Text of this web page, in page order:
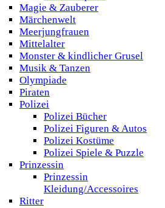
Magie & Zauberer
Märchenwelt
Meerjungfrauen
Mittelalter
Monster & kindlicher Grusel
Musik & Tanzen
Olympiade
Piraten
Polizei
Polizei Bücher
Polizei Figuren & Autos
Polizei Kostüme
Polizei Spiele & Puzzle
Prinzessin
Prinzessin
Kleidung/Accessoires
Ritter